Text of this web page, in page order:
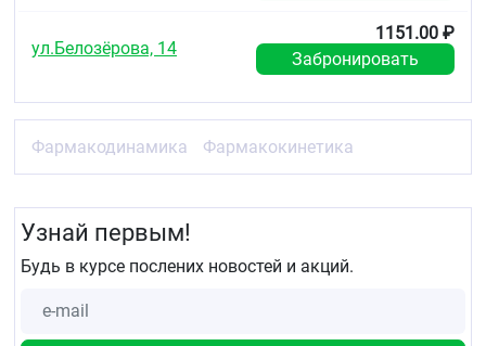
ул.Белозёрова, 14
1151.00 ₽
Забронировать
Фармакодинамика Фармакокинетика
Узнай первым!
Будь в курсе послених новостей и акций.